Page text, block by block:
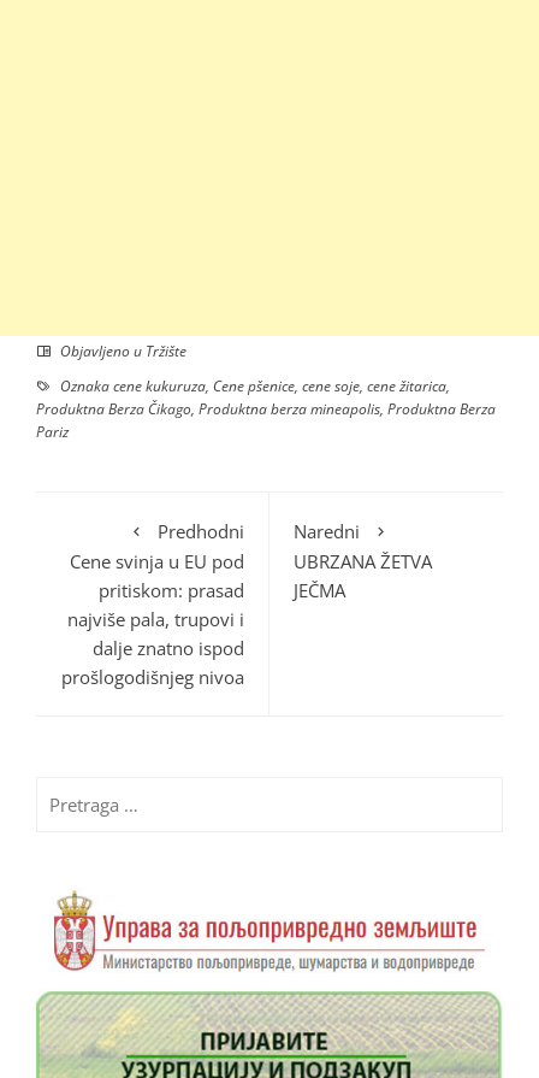
Objavljeno u Tržište
Oznakacene kukuruza, Cene pšenice, cene soje, cene žitarica,
Produktna Berza Čikago, Produktna berza mineapolis, Produktna Berza
Pariz
Predhodni
Cene svinja u EU pod
pritiskom: prasad
najviše pala, trupovi i
dalje znatno ispod
prošlogodišnjeg nivoa
Naredni
UBRZANA ŽETVA
JEČMA
za: